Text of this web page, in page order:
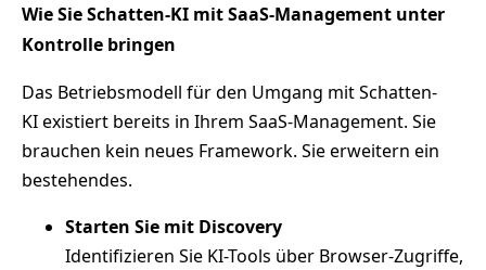
Wie Sie Schatten-KI mit SaaS-Management unter
Kontrolle bringen
Das Betriebsmodell für den Umgang mit Schatten-
KI existiert bereits in Ihrem SaaS-Management. Sie
brauchen kein neues Framework. Sie erweitern ein
bestehendes.
Starten Sie mit Discovery
Identifizieren Sie KI-Tools über Browser-Zugriffe,